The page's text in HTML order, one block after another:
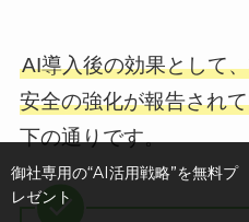
AI導入後の効果として
安全の強化が報告され
下の通りです。
御社専用の“AI活用戦略”を無料プ
レゼント